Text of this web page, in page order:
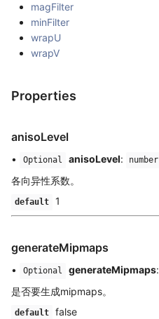
magFilter
minFilter
wrapU
wrapV
Properties
anisoLevel
• Optional anisoLevel: number
各向异性系数。
default 1
generateMipmaps
• Optional generateMipmaps:
是否要生成mipmaps。
default false